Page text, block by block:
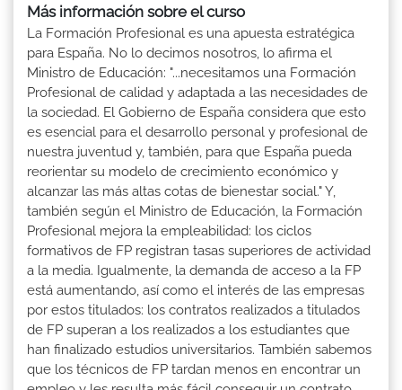
Más información sobre el curso
La Formación Profesional es una apuesta estratégica
para España. No lo decimos nosotros, lo afirma el
Ministro de Educación: "...necesitamos una Formación
Profesional de calidad y adaptada a las necesidades de
la sociedad. El Gobierno de España considera que esto
es esencial para el desarrollo personal y profesional de
nuestra juventud y, también, para que España pueda
reorientar su modelo de crecimiento económico y
alcanzar las más altas cotas de bienestar social." Y,
también según el Ministro de Educación, la Formación
Profesional mejora la empleabilidad: los ciclos
formativos de FP registran tasas superiores de actividad
a la media. Igualmente, la demanda de acceso a la FP
está aumentando, así como el interés de las empresas
por estos titulados: los contratos realizados a titulados
de FP superan a los realizados a los estudiantes que
han finalizado estudios universitarios. También sabemos
que los técnicos de FP tardan menos en encontrar un